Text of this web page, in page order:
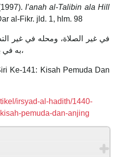
I’anah al-Talibin ala Hill
al-Fikr. jld. 1, hlm. 98
به في بدن أو ثوب، فهو حرام بلا حاجة،
Ke-141: Kisah Pemuda Dan
irsyad-al-hadith/1440-
pemuda-dan-anjing